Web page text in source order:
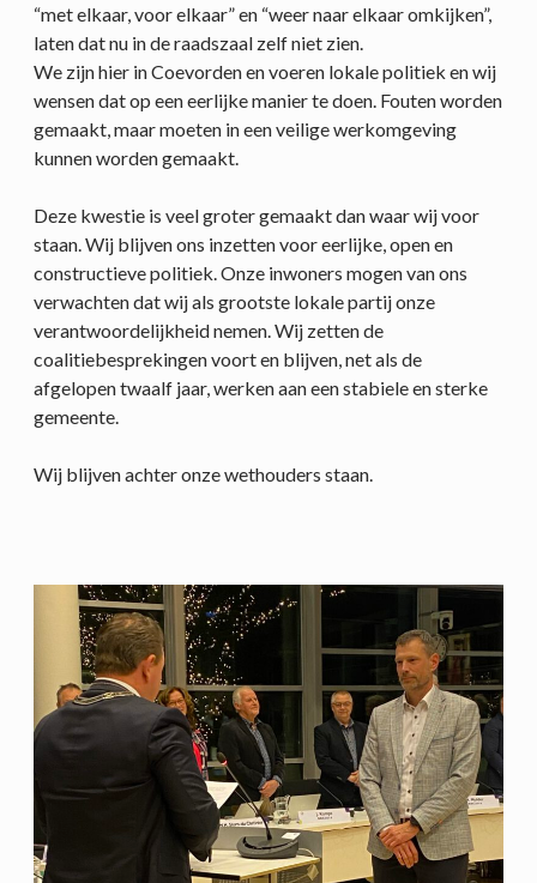
“met elkaar, voor elkaar” en “weer naar elkaar omkijken”,
laten dat nu in de raadszaal zelf niet zien.
We zijn hier in Coevorden en voeren lokale politiek en wij
wensen dat op een eerlijke manier te doen. Fouten worden
gemaakt, maar moeten in een veilige werkomgeving
kunnen worden gemaakt.
Deze kwestie is veel groter gemaakt dan waar wij voor
staan. Wij blijven ons inzetten voor eerlijke, open en
constructieve politiek. Onze inwoners mogen van ons
verwachten dat wij als grootste lokale partij onze
verantwoordelijkheid nemen. Wij zetten de
coalitiebesprekingen voort en blijven, net als de
afgelopen twaalf jaar, werken aan een stabiele en sterke
gemeente.
Wij blijven achter onze wethouders staan.